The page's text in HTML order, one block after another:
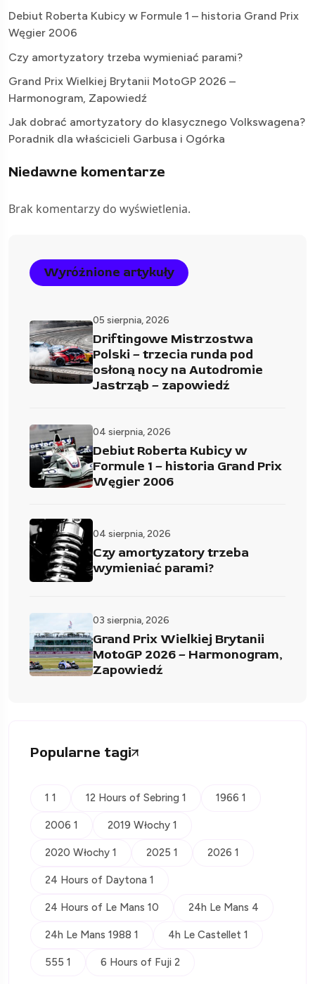
Debiut Roberta Kubicy w Formule 1 – historia Grand Prix
Węgier 2006
Czy amortyzatory trzeba wymieniać parami?
Grand Prix Wielkiej Brytanii MotoGP 2026 –
Harmonogram, Zapowiedź
Jak dobrać amortyzatory do klasycznego Volkswagena?
Poradnik dla właścicieli Garbusa i Ogórka
Niedawne komentarze
Brak komentarzy do wyświetlenia.
Wyróżnione artykuły
05 sierpnia, 2026
Driftingowe Mistrzostwa
Polski – trzecia runda pod
osłoną nocy na Autodromie
Jastrząb – zapowiedź
04 sierpnia, 2026
Debiut Roberta Kubicy w
Formule 1 – historia Grand Prix
Węgier 2006
04 sierpnia, 2026
Czy amortyzatory trzeba
wymieniać parami?
03 sierpnia, 2026
Grand Prix Wielkiej Brytanii
MotoGP 2026 – Harmonogram,
Zapowiedź
Popularne tagi
1 1 12 Hours of Sebring 1 1966 1
2006 1 2019 Włochy 1
2020 Włochy 1 2025 1 2026 1
24 Hours of Daytona 1
24 Hours of Le Mans 10 24h Le Mans 4
24h Le Mans 1988 1 4h Le Castellet 1
555 1 6 Hours of Fuji 2